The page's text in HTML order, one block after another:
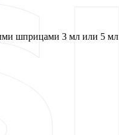
шприцами 3 мл или 5 мл